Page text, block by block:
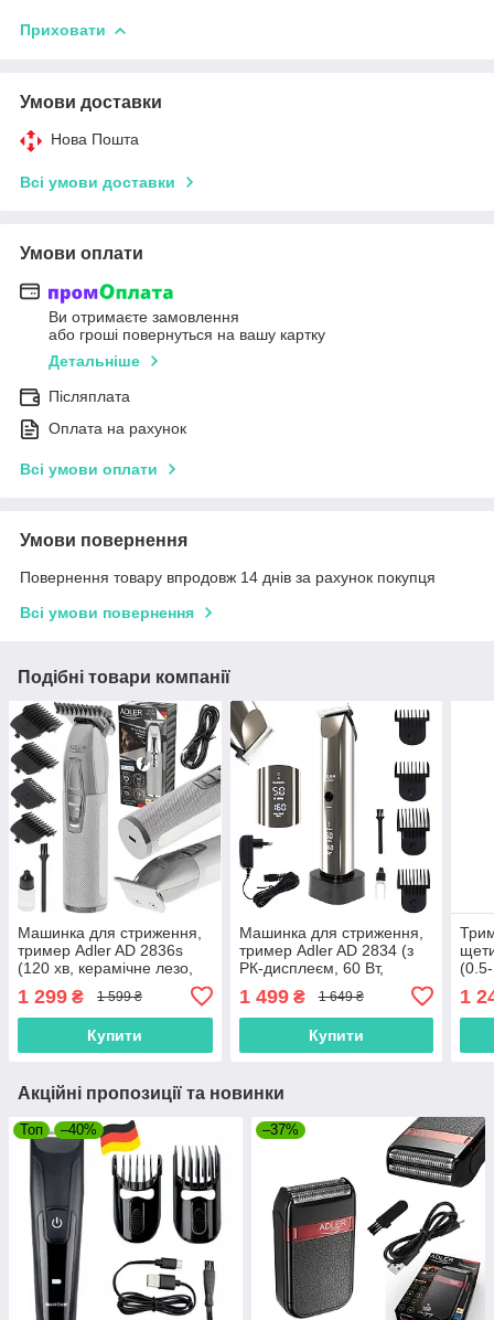
Приховати
Умови доставки
Нова Пошта
Всі умови доставки
Умови оплати
Ви отримаєте замовлення
або гроші повернуться на вашу картку
Детальніше
Післяплата
Оплата на рахунок
Всі умови оплати
Умови повернення
Повернення товару впродовж 14 днів за рахунок покупця
Всі умови повернення
Подібні товари компанії
Машинка для стриження,
тример Adler AD 2836s
(120 хв, керамічне лезо,
1 299 ₴ 1 599 ₴
Купити
Машинка для стриження,
тример Adler AD 2834 (з
РК-дисплеєм, 60 Вт,
1 499₴ 1 649 ₴
Купити
1
Акційні пропозиції та новинки
Топ –40% –37%